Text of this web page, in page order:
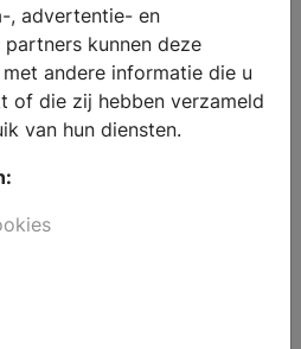
, advertentie- en
kunnen deze
andere informatie die u
of die zij hebben verzameld
van hun diensten.